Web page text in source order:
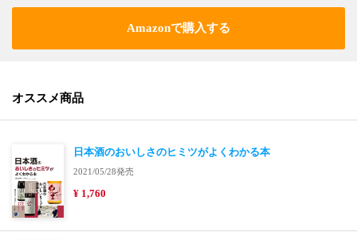
Amazonで購入する
オススメ商品
日本酒のおいしさのヒミツがよくわかる本
2021/05/28発売
¥ 1,760